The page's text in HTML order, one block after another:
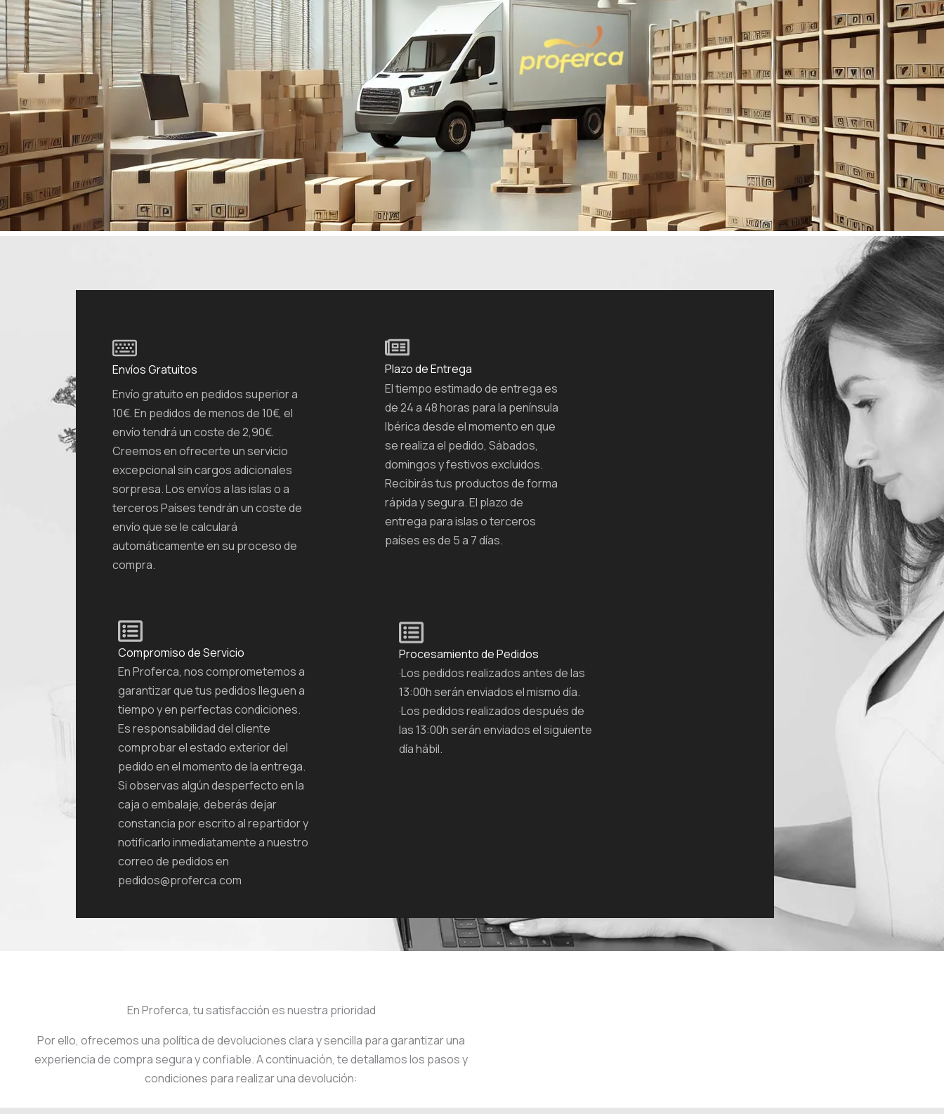
Envíos Gratuitos
Envío gratuito en pedidos superior a
10€. En pedidos de menos de 10€, el
envío tendrá un coste de 2,90€.
Creemos en ofrecerte un servicio
excepcional sin cargos adicionales
sorpresa. Los envíos a las islas o a
terceros Países tendrán un coste de
envío que se le calculará
automáticamente en su proceso de
compra.
Plazo de Entrega
El tiempo estimado de entrega es
de 24 a 48 horas para la península
Ibérica desde el momento en que
se realiza el pedido, Sábados,
domingos y festivos excluidos.
Recibirás tus productos de forma
rápida y segura. El plazo de
entrega para islas o terceros
países es de 5 a 7 días.
Compromiso de Servicio
En Proferca, nos comprometemos a
garantizar que tus pedidos lleguen a
tiempo y en perfectas condiciones.
Es responsabilidad del cliente
comprobar el estado exterior del
pedido en el momento de la entrega.
Si observas algún desperfecto en la
caja o embalaje, deberás dejar
constancia por escrito al repartidor y
notificarlo inmediatamente a nuestro
correo de pedidos en
pedidos@proferca.com
Procesamiento de Pedidos
·Los pedidos realizados antes de las
13:00h serán enviados el mismo día.
·Los pedidos realizados después de
las 13:00h serán enviados el siguiente
día hábil.
En Proferca, tu satisfacción es nuestra prioridad
Por ello, ofrecemos una política de devoluciones clara y sencilla para garantizar una
experiencia de compra segura y confiable. A continuación, te detallamos los pasos y
condiciones para realizar una devolución: